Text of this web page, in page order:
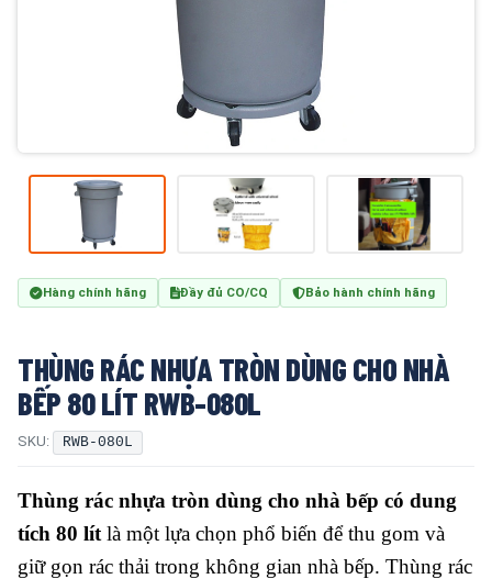
Hàng chính hãng Đầy đủ CO/CQ Bảo hành chính hãng
THÙNG RÁC NHỰA TRÒN DÙNG CHO NHÀ
BẾP 80 LÍT RWB-080L
SKU: RWB-080L
Thùng rác nhựa tròn dùng cho nhà bếp có dung
tích 80 lít là một lựa chọn phổ biến để thu gom và
giữ gọn rác thải trong không gian nhà bếp. Thùng rác